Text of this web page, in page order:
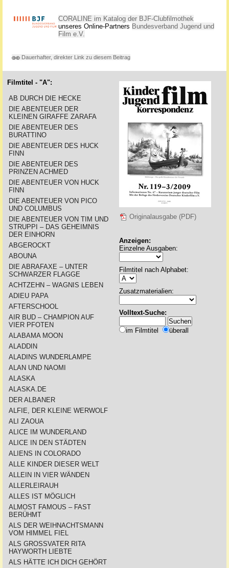
CORALINE im Katalog der BJF-Clubfilmothek
unseres Online-Partners Bundesverband Jugend und
Film e.V.
Dauerhafter, direkter Link zu diesem Beitrag
Filmtitel - "A":
AB DURCH DIE HECKE
DIE ABENTEUER DER
KLEINEN GIRAFFE ZARAFA
DIE ABENTEUER DES
BURATTINO
DIE ABENTEUER DES HUCK
FINN
DIE ABENTEUER DES
PRINZEN ACHMED
DIE ABENTEUER VON HUCK
FINN
DIE ABENTEUER VON PICO
UND COLUMBUS
DIE ABENTEUER VON TIM UND
STRUPPI – DAS GEHEIMNIS
DER EINHORN
ABGEROCKT
ABOUNA
DIE ABRAFAXE – UNTER
SCHWARZER FLAGGE
ACHTZEHN – WAGNIS LEBEN
ADIEU PAPA
AFTERSCHOOL
AIR BUD – CHAMPION AUF
VIER PFOTEN
ALABAMA MOON
ALADDIN
ALADINS WUNDERLAMPE
ALAN UND NAOMI
ALASKA
ALASKA.DE
DER ALBANER
ALFIE, DER KLEINE WERWOLF
ALI ZAOUA
ALICE IM WUNDERLAND
ALICE IN DEN STÄDTEN
ALIENS IN COLORADO
ALLE KINDER DIESER WELT
ALLEIN IN VIER WÄNDEN
ALLERLEIRAUH
ALLES IST MÖGLICH
ALMOST FAMOUS – FAST
BERÜHMT
ALS DER WEIHNACHTSMANN
VOM HIMMEL FIEL
ALS GROSSVATER RITA
HAYWORTH LIEBTE
ALS HÄTTE ICH DICH GEHÖRT
Originalausgabe (PDF)
Anzeigen:
Einzelne Ausgaben:
Filmtitel nach Alphabet:
Zusatzmaterialien:
Volltext-Suche:
im Filmtitel überall